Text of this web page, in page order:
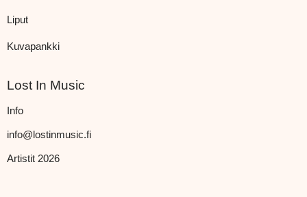
Liput
Kuvapankki
Lost In Music
Info
info@lostinmusic.fi
Artistit 2026